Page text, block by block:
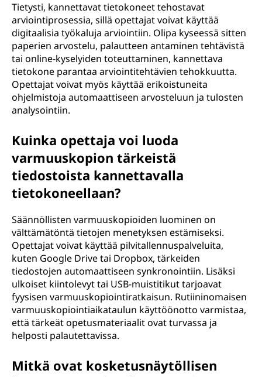
Tietysti, kannettavat tietokoneet tehostavat
arviointiprosessia, sillä opettajat voivat käyttää
digitaalisia työkaluja arviointiin. Olipa kyseessä sitten
paperien arvostelu, palautteen antaminen tehtävistä
tai online-kyselyiden toteuttaminen, kannettava
tietokone parantaa arviointitehtävien tehokkuutta.
Opettajat voivat myös käyttää erikoistuneita
ohjelmistoja automaattiseen arvosteluun ja tulosten
analysointiin.
Kuinka opettaja voi luoda
varmuuskopion tärkeistä
tiedostoista kannettavalla
tietokoneellaan?
Säännöllisten varmuuskopioiden luominen on
välttämätöntä tietojen menetyksen estämiseksi.
Opettajat voivat käyttää pilvitallennuspalveluita,
kuten Google Drive tai Dropbox, tärkeiden
tiedostojen automaattiseen synkronointiin. Lisäksi
ulkoiset kiintolevyt tai USB-muistitikut tarjoavat
fyysisen varmuuskopiointiratkaisun. Rutiininomaisen
varmuuskopiointiaikataulun käyttöönotto varmistaa,
että tärkeät opetusmateriaalit ovat turvassa ja
helposti palautettavissa.
Mitkä ovat kosketusnäytöllisen